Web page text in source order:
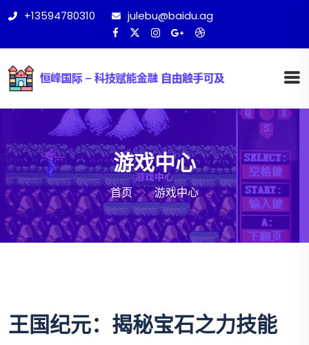
+13594780310 julebu@baidu.ag
游戏中心
首页 游戏中心
王国纪元：揭秘宝石之力技能